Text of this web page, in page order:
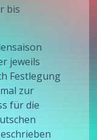
bis
jeweils
Festlegung
zur
für die